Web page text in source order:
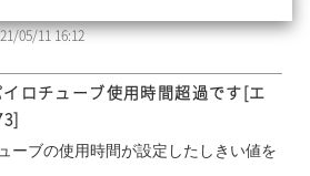
05/11 16:12
イロチューブ使用時間超過です[エ
ーブの使用時間が設定したしきい値を
about you with our partners.
your cookie settings on our